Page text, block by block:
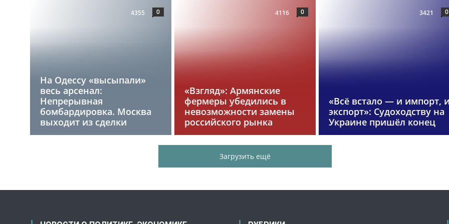
На Одессу «высыпали»
весь арсенал:
Непрерывная
бомбардировка. Москва
выходит из сделки
4355 0
«Взгляд»: Армянские
фермеры убедились в
невозможности замены
российского рынка
4116 0
«Всё встало — и импорт,
экспорт»: Судоходству на
Украине пришёл конец
3421 0
Загрузить ещё